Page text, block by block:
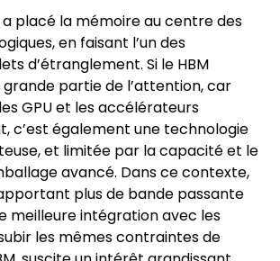
a placé la mémoire au centre des
en faisant l’un des
d’étranglement. Si le HBM
partie de l’attention, car
GPU et les accélérateurs
c’est également une technologie
et limitée par la capacité et le
avancé. Dans ce contexte,
plus de bande passante
meilleure intégration avec les
les mêmes contraintes de